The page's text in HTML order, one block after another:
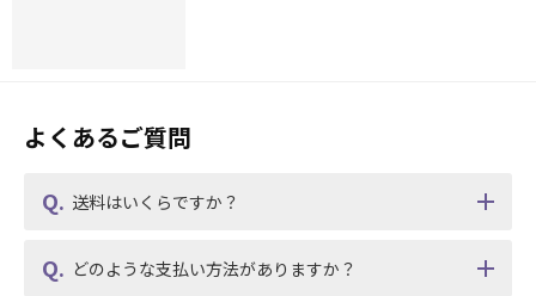
よくあるご質問
送料はいくらですか？
どのような支払い方法がありますか？